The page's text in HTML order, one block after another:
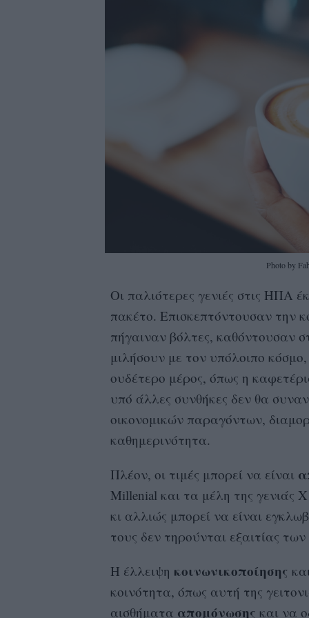
Photo by
Οι παλιότερες γενιές στις ΗΠΑ
πακέτο. Επισκεπτόντουσαν την
πήγαιναν βόλτες, καθόντουσαν
μιλήσουν με τον υπόλοιπο
ουδέτερο μέρος, όπως η
υπό άλλες συνθήκες δεν θα
οικονομικών παραγόντων,
καθημερινότητα.
Πλέον, οι τιμές μπορεί να είναι
Millenial και τα μέλη της γενιάς
κι αλλιώς μπορεί να είναι
τους δεν τηρούνται εξαιτίας
Η έλλειψη κοινωνικοποίησης
κοινότητα, όπως αυτή της
αισθήματα απομόνωσης και να